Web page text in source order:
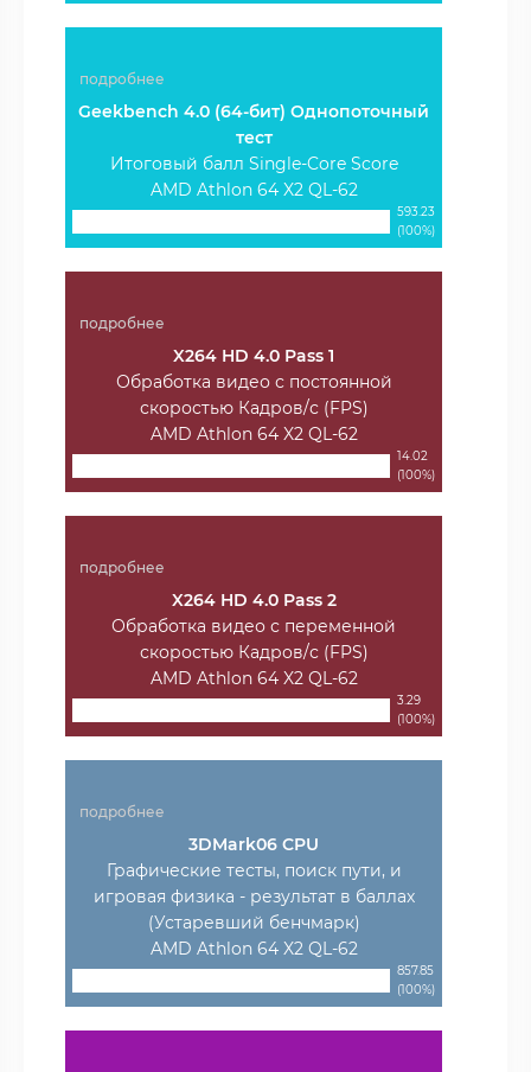
подробнее
Geekbench 4.0 (64-бит) Однопоточный
тест
Итоговый балл Single-Core Score
AMD Athlon 64 X2 QL-62
593.23
(100%)
подробнее
X264 HD 4.0 Pass 1
Обработка видео с постоянной
скоростью Кадров/с (FPS)
AMD Athlon 64 X2 QL-62
14.02
(100%)
подробнее
X264 HD 4.0 Pass 2
Обработка видео с переменной
скоростью Кадров/с (FPS)
AMD Athlon 64 X2 QL-62
3.29
(100%)
подробнее
3DMark06 CPU
Графические тесты, поиск пути, и
игровая физика - результат в баллах
(Устаревший бенчмарк)
AMD Athlon 64 X2 QL-62
857.85
(100%)